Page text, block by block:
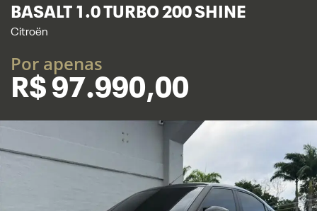
BASALT 1.0 TURBO 200 SHINE
Citroën
Por apenas
R$ 97.990,00